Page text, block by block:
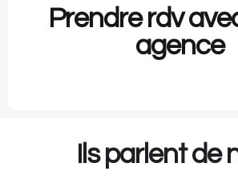
Prendre rdv
agence
Ils parlent de